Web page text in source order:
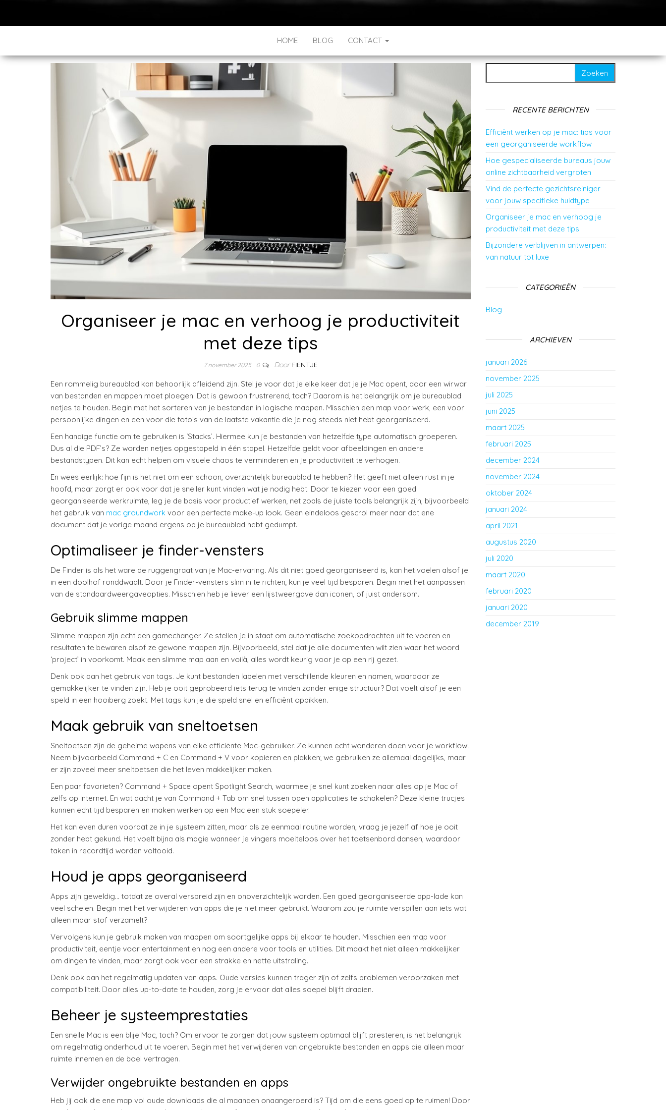
HOME BLOG CONTACT
Organiseer je mac en verhoog je productiviteit
met deze tips
7 november 2025 0 Door FIENTJE
Een rommelig bureaublad kan behoorlijk afleidend zijn. Stel je voor dat je elke keer dat je je Mac opent, door een wirwar
van bestanden en mappen moet ploegen. Dat is gewoon frustrerend, toch? Daarom is het belangrijk om je bureaublad
netjes te houden. Begin met het sorteren van je bestanden in logische mappen. Misschien een map voor werk, een voor
persoonlijke dingen en een voor die foto’s van de laatste vakantie die je nog steeds niet hebt georganiseerd.
Een handige functie om te gebruiken is ‘Stacks’. Hiermee kun je bestanden van hetzelfde type automatisch groeperen.
Dus al die PDF’s? Ze worden netjes opgestapeld in één stapel. Hetzelfde geldt voor afbeeldingen en andere
bestandstypen. Dit kan echt helpen om visuele chaos te verminderen en je productiviteit te verhogen.
En wees eerlijk: hoe fijn is het niet om een schoon, overzichtelijk bureaublad te hebben? Het geeft niet alleen rust in je
hoofd, maar zorgt er ook voor dat je sneller kunt vinden wat je nodig hebt. Door te kiezen voor een goed
georganiseerde werkruimte, leg je de basis voor productief werken, net zoals de juiste tools belangrijk zijn, bijvoorbeeld
het gebruik van mac groundwork voor een perfecte make-up look. Geen eindeloos gescrol meer naar dat ene
document dat je vorige maand ergens op je bureaublad hebt gedumpt.
Optimaliseer je finder-vensters
De Finder is als het ware de ruggengraat van je Mac-ervaring. Als dit niet goed georganiseerd is, kan het voelen alsof je
in een doolhof ronddwaalt. Door je Finder-vensters slim in te richten, kun je veel tijd besparen. Begin met het aanpassen
van de standaardweergaveopties. Misschien heb je liever een lijstweergave dan iconen, of juist andersom.
Gebruik slimme mappen
Slimme mappen zijn echt een gamechanger. Ze stellen je in staat om automatische zoekopdrachten uit te voeren en
resultaten te bewaren alsof ze gewone mappen zijn. Bijvoorbeeld, stel dat je alle documenten wilt zien waar het woord
‘project’ in voorkomt. Maak een slimme map aan en voilà, alles wordt keurig voor je op een rij gezet.
Denk ook aan het gebruik van tags. Je kunt bestanden labelen met verschillende kleuren en namen, waardoor ze
gemakkelijker te vinden zijn. Heb je ooit geprobeerd iets terug te vinden zonder enige structuur? Dat voelt alsof je een
speld in een hooiberg zoekt. Met tags kun je die speld snel en efficiënt oppikken.
Maak gebruik van sneltoetsen
Sneltoetsen zijn de geheime wapens van elke efficiënte Mac-gebruiker. Ze kunnen echt wonderen doen voor je workflow.
Neem bijvoorbeeld Command + C en Command + V voor kopiëren en plakken; we gebruiken ze allemaal dagelijks, maar
er zijn zoveel meer sneltoetsen die het leven makkelijker maken.
Een paar favorieten? Command + Space opent Spotlight Search, waarmee je snel kunt zoeken naar alles op je Mac of
zelfs op internet. En wat dacht je van Command + Tab om snel tussen open applicaties te schakelen? Deze kleine trucjes
kunnen echt tijd besparen en maken werken op een Mac een stuk soepeler.
Het kan even duren voordat ze in je systeem zitten, maar als ze eenmaal routine worden, vraag je jezelf af hoe je ooit
zonder hebt gekund. Het voelt bijna als magie wanneer je vingers moeiteloos over het toetsenbord dansen, waardoor
taken in recordtijd worden voltooid.
Houd je apps georganiseerd
Apps zijn geweldig… totdat ze overal verspreid zijn en onoverzichtelijk worden. Een goed georganiseerde app-lade kan
veel schelen. Begin met het verwijderen van apps die je niet meer gebruikt. Waarom zou je ruimte verspillen aan iets wat
alleen maar stof verzamelt?
Vervolgens kun je gebruik maken van mappen om soortgelijke apps bij elkaar te houden. Misschien een map voor
productiviteit, eentje voor entertainment en nog een andere voor tools en utilities. Dit maakt het niet alleen makkelijker
om dingen te vinden, maar zorgt ook voor een strakke en nette uitstraling.
Denk ook aan het regelmatig updaten van apps. Oude versies kunnen trager zijn of zelfs problemen veroorzaken met
compatibiliteit. Door alles up-to-date te houden, zorg je ervoor dat alles soepel blijft draaien.
Beheer je systeemprestaties
Een snelle Mac is een blije Mac, toch? Om ervoor te zorgen dat jouw systeem optimaal blijft presteren, is het belangrijk
om regelmatig onderhoud uit te voeren. Begin met het verwijderen van ongebruikte bestanden en apps die alleen maar
ruimte innemen en de boel vertragen.
Verwijder ongebruikte bestanden en apps
Heb jij ook die ene map vol oude downloads die al maanden onaangeroerd is? Tijd om die eens goed op te ruimen! Door
RECENTE BERICHTEN
Efficiënt werken op je mac: tips voor
een georganiseerde workflow
Hoe gespecialiseerde bureaus jouw
online zichtbaarheid vergroten
Vind de perfecte gezichtsreiniger
voor jouw specifieke huidtype
Organiseer je mac en verhoog je
productiviteit met deze tips
Bijzondere verblijven in antwerpen:
van natuur tot luxe
CATEGORIEËN
Blog
ARCHIEVEN
januari 2026
november 2025
juli 2025
juni 2025
maart 2025
februari 2025
december 2024
november 2024
oktober 2024
januari 2024
april 2021
augustus 2020
juli 2020
maart 2020
februari 2020
januari 2020
december 2019